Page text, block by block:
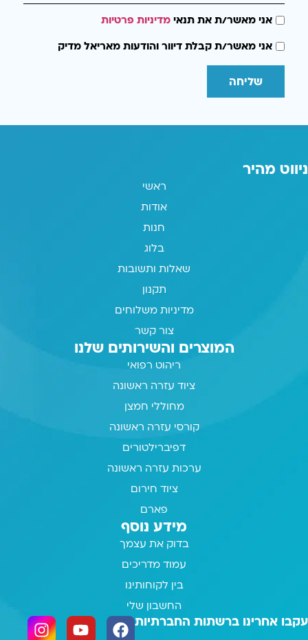
אני מאשר/ת את תנאימדיניות פרטיות
אני מאשר/ת קבלת דיוור והודעות מאריאל מדיק
שליחה
ניווט מהיר
ראשי
אודות
חנות
בלוג
שאלות ותשובות
תקנון
מדיניות משלוחים
צור קשר
המוצרים והשירותים שלנו
ריהוט רפואי
ציוד עזרה ראשונה
מחוללי חמצן
קורסי עזרה ראשונה
דפיברילטורים
ערכות עזרה ראשונה
ציוד חירום
פארם
מידע נוסף
בדוק את עצמך
עמוד מדריכים
בין לקוחותינו
החשבון שלי
עקבו אחרינו ברשתות החברתיות